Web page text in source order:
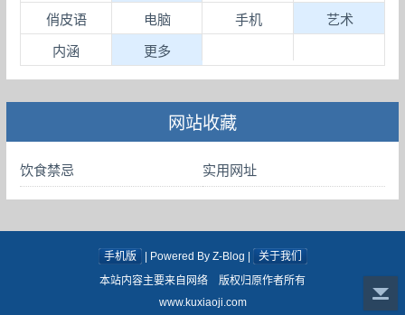
俏皮语 电脑 手机 艺术
内涵 更多
网站收藏
饮食禁忌 实用网址
手机版 | Powered By Z-Blog |
关于我们
本站内容主要来自网络 版权归原作者所有
www.kuxiaoji.com